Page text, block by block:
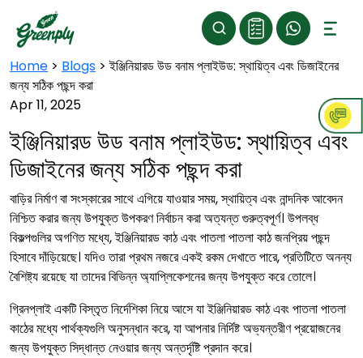
Home > Blogs >ইঞ্জিনিয়ারড উড বনাম প্লাইউড: স্থায়িত্ব এবং ডিজাইনের
জন্য সঠিক পছন্দ করা
Apr 11, 2025
ইঞ্জিনিয়ারড উড বনাম প্লাইউড: স্থায়িত্ব এবং
ডিজাইনের জন্য সঠিক পছন্দ করা
বাড়ির নির্মাণ বা সংস্কারের সাথে এগিয়ে যাওয়ার সময়, স্থায়িত্ব এবং নান্দনিক আবেদন
নিশ্চিত করার জন্য উপযুক্ত উপকরণ নির্বাচন করা অত্যন্ত গুরুত্বপূর্ণ। উপলব্ধ
বিকল্পগুলির অগণিত মধ্যে, ইঞ্জিনিয়ারড কাঠ এবং পাতলা পাতলা কাঠ জনপ্রিয় পছন্দ
হিসাবে দাঁড়িয়েছে। যদিও তারা প্রথম নজরে একই রকম দেখাতে পারে, প্রতিটিতে অনন্য
বৈশিষ্ট্য রয়েছে যা তাদের বিভিন্ন অ্যাপ্লিকেশনের জন্য উপযুক্ত করে তোলে।
গ্রিনপ্লাই একটি বিস্তৃত নির্দেশিকা নিয়ে আসে যা ইঞ্জিনিয়ারড কাঠ এবং পাতলা পাতলা
কাঠের মধ্যে পার্থক্যগুলি অনুসন্ধান করে, যা আপনার নির্দিষ্ট অভ্যন্তরীণ প্রয়োজনের
জন্য উপযুক্ত সিদ্ধান্ত নেওয়ার জন্য অন্তর্দৃষ্টি প্রদান করে।